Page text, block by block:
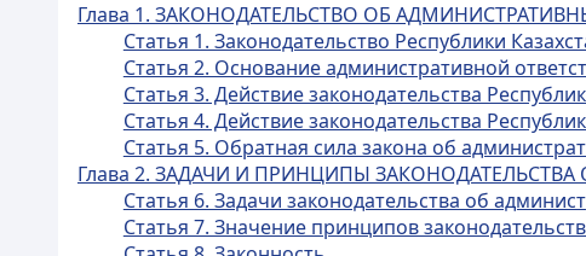
Глава 1. ЗАКОНОДАТЕЛЬСТВО ОБ
Статья 1. Законодательство Республики
Статья 2. Основание административной
Статья 3. Действие законодательства
Статья 4. Действие законодательства
Статья 5. Обратная сила закона об
Глава 2. ЗАДАЧИ И ПРИНЦИПЫ
Статья 6. Задачи законодательства об
Статья 7. Значение принципов